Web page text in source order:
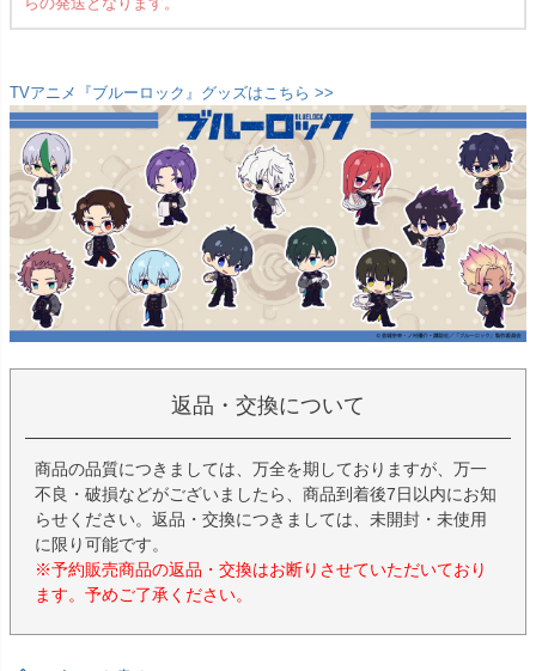
TVアニメ『ブルーロック』グッズはこちら >>
返品・交換について
商品の品質につきましては、万全を期しておりますが、万一
不良・破損などがございましたら、商品到着後7日以内にお知
らせください。返品・交換につきましては、未開封・未使用
に限り可能です。
※予約販売商品の返品・交換はお断りさせていただいており
ます。予めご了承ください。